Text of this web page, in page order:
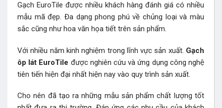
Gạch EuroTile được nhiều khách hàng đánh giá có nhiều
mẫu mã đẹp. Đa dạng phong phú về chủng loại và màu
sắc cũng như hoa văn họa tiết trên sản phẩm.
Với nhiều năm kinh nghiệm trong lĩnh vực sản xuất. Gạch
ôp lát EuroTile được nghiên cứu và ứng dụng công nghệ
tiên tiến hiện đại nhất hiện nay vào quy trình sản xuất.
Cho nên đã tạo ra những mẫu sản phẩm chất lượng tốt